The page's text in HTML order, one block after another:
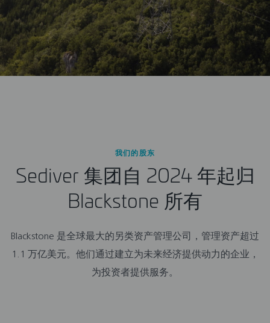
我们的股东
Sediver 集团自 2024 年起归
Blackstone 所有
Blackstone 是全球最大的另类资产管理公司，管理资产超过
1.1 万亿美元。他们通过建立为未来经济提供动力的企业，
为投资者提供服务。